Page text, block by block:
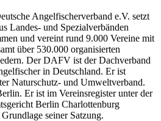
Angelfischerverband e.V. setzt
Landes- und Spezialverbänden
und vereint rund 9.000 Vereine mit
über 530.000 organisierten
Der DAFV ist der Dachverband
in Deutschland. Er ist
Naturschutz- und Umweltverband.
Er ist im Vereinsregister unter der
Berlin Charlottenburg
seiner Satzung.